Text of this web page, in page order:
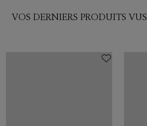
VOS DERNIERS PRODUITS VUS